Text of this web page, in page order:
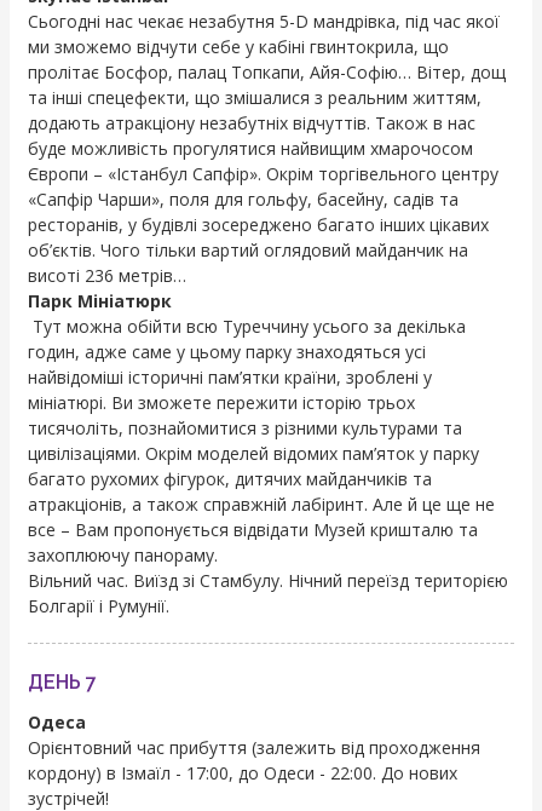
Сьогодні нас чекає незабутня 5-D мандрівка, під час якої
ми зможемо відчути себе у кабіні гвинтокрила, що
пролітає Босфор, палац Топкапи, Айя-Софію… Вітер, дощ
та інші спецефекти, що змішалися з реальним життям,
додають атракціону незабутніх відчуттів. Також в нас
буде можливість прогулятися найвищим хмарочосом
Європи – «Істанбул Сапфір». Окрім торгівельного центру
«Сапфір Чарши», поля для гольфу, басейну, садів та
ресторанів, у будівлі зосереджено багато інших цікавих
об’єктів. Чого тільки вартий оглядовий майданчик на
висоті 236 метрів…
Парк Мініатюрк
Тут можна обійти всю Туреччину усього за декілька
годин, адже саме у цьому парку знаходяться усі
найвідоміші історичні пам’ятки країни, зроблені у
мініатюрі. Ви зможете пережити історію трьох
тисячоліть, познайомитися з різними культурами та
цивілізаціями. Окрім моделей відомих пам’яток у парку
багато рухомих фігурок, дитячих майданчиків та
атракціонів, а також справжній лабіринт. Але й це ще не
все – Вам пропонується відвідати Музей кришталю та
захоплюючу панораму.
Вільний час. Виїзд зі Стамбулу. Нічний переїзд територією
Болгарії і Румунії.
ДЕНЬ 7
Одеса
Орієнтовний час прибуття (залежить від проходження
кордону) в Ізмаїл - 17:00, до Одеси - 22:00. До нових
зустрічей!